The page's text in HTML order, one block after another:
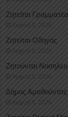
Ζητείται
August 5, 2026
Ζητείται Οδηγός
August 5, 2026
Ζητούνται
August 5, 2026
Δήμος
August 5, 2026